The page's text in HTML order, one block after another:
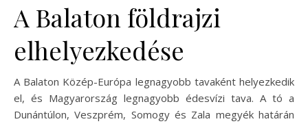
A Balaton földrajzi
elhelyezkedése
A Balaton Közép-Európa legnagyobb tavaként helyezkedik
el, és Magyarország legnagyobb édesvízi tava. A tó a
Dunántúlon, Veszprém, Somogy és Zala megyék határán